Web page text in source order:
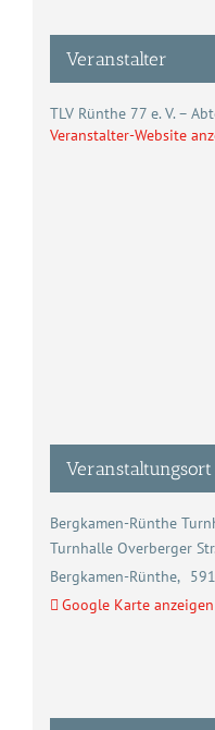
Veranstalter
TLV Rünthe 77 e. V. –
Veranstalter-Website
Veranstaltungsort
Bergkamen-Rünthe
Turnhalle Overberger
Bergkamen-Rünthe,
Google Karte anzeigen